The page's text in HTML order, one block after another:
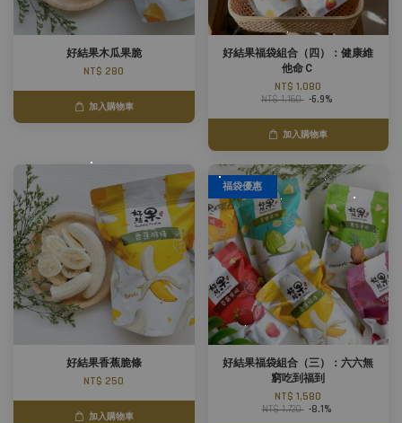
好結果木瓜果脆
NT$ 280
加入購物車
好結果福袋組合（四）：健康維
他命Ｃ
NT$ 1,080
NT$ 1,160 -6.9%
加入購物車
好結果香蕉脆條
NT$ 250
加入購物車
福袋優惠
好結果福袋組合（三）：六六無
窮吃到福到
NT$ 1,580
NT$ 1,720 -8.1%